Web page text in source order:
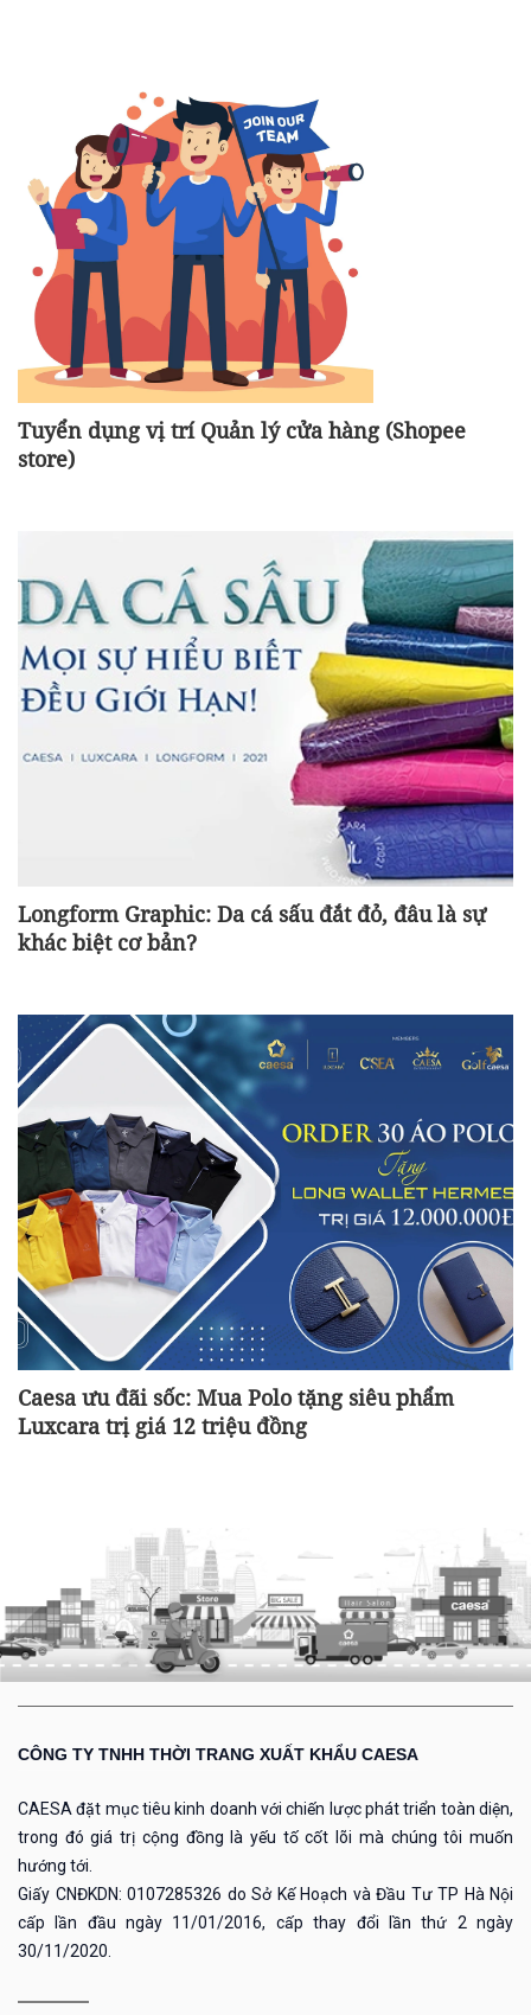
Tuyển dụng vị trí Quản lý cửa hàng (Shopee
store)
Longform Graphic: Da cá sấu đắt đỏ, đâu là sự
khác biệt cơ bản?
Caesa ưu đãi sốc: Mua Polo tặng siêu phẩm
Luxcara trị giá 12 triệu đồng
CÔNG TY TNHH THỜI TRANG XUẤT KHẨU CAESA
CAESA đặt mục tiêu kinh doanh với chiến lược phát triển toàn diện,
trong đó giá trị cộng đồng là yếu tố cốt lõi mà chúng tôi muốn
hướng tới.
Giấy CNĐKDN: 0107285326 do Sở Kế Hoạch và Đầu Tư TP Hà Nội
cấp lần đầu ngày 11/01/2016, cấp thay đổi lần thứ 2 ngày
30/11/2020.